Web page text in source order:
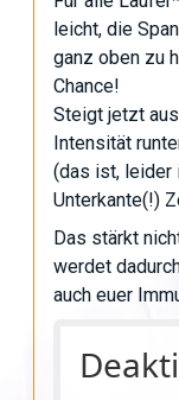
leicht, die
ganz oben zu
Chance!
Steigt jetzt
Intensität
(das ist, leider
Unterkante(!)
Das stärkt
werdet
auch euer